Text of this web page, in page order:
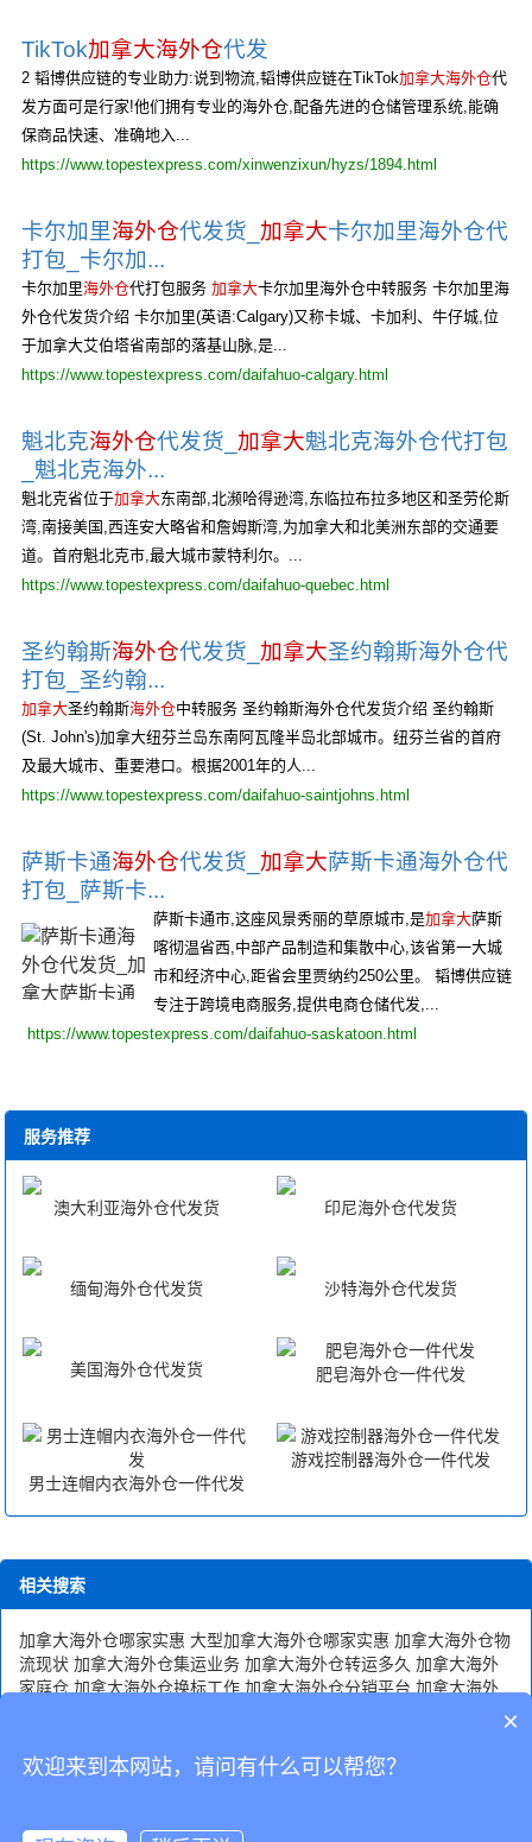
TikTok加拿大海外仓代发
2 韬博供应链的专业助力:说到物流,韬博供应链在TikTok加拿大海外仓代
发方面可是行家!他们拥有专业的海外仓,配备先进的仓储管理系统,能确
保商品快速、准确地入...
https://www.topestexpress.com/xinwenzixun/hyzs/1894.html
卡尔加里海外仓代发货_ 加拿大卡尔加里海外仓代
打包_卡尔加...
卡尔加里海外仓代打包服务 加拿大卡尔加里海外仓中转服务 卡尔加里海
外仓代发货介绍 卡尔加里(英语:Calgary)又称卡城、卡加利、牛仔城,位
于加拿大艾伯塔省南部的落基山脉,是...
https://www.topestexpress.com/daifahuo-calgary.html
魁北克海外仓代发货_ 加拿大魁北克海外仓代打包
_魁北克海外...
魁北克省位于加拿大东南部,北濒哈得逊湾,东临拉布拉多地区和圣劳伦斯
湾,南接美国,西连安大略省和詹姆斯湾,为加拿大和北美洲东部的交通要
道。首府魁北克市,最大城市蒙特利尔。...
https://www.topestexpress.com/daifahuo-quebec.html
圣约翰斯海外仓代发货_ 加拿大圣约翰斯海外仓代
打包_圣约翰...
加拿大圣约翰斯海外仓中转服务 圣约翰斯海外仓代发货介绍 圣约翰斯
(St. John's)加拿大纽芬兰岛东南阿瓦隆半岛北部城市。纽芬兰省的首府
及最大城市、重要港口。根据2001年的人...
https://www.topestexpress.com/daifahuo-saintjohns.html
萨斯卡通海外仓代发货_ 加拿大萨斯卡通海外仓代
打包_萨斯卡...
萨斯卡通市,这座风景秀丽的草原城市,是加拿大萨斯
喀彻温省西,中部产品制造和集散中心,该省第一大城
市和经济中心,距省会里贾纳约250公里。 韬博供应链
专注于跨境电商服务,提供电商仓储代发,...
https://www.topestexpress.com/daifahuo-saskatoon.html
服务推荐
澳大利亚海外仓代发货 印尼海外仓代发货
缅甸海外仓代发货 沙特海外仓代发货
美国海外仓代发货 肥皂海外仓一件代发
男士连帽内衣海外仓一件代发
游戏控制器海外仓一件代发
相关搜索
加拿大海外仓哪家实惠 大型加拿大海外仓哪家实惠 加拿大海外仓物
流现状 加拿大海外仓集运业务 加拿大海外仓转运多久 加拿大海外
家庭仓 加拿大海外仓换标工作 加拿大海外仓分销平台 加拿大海外
东加拿大海外仓
CopyRight © 深圳市韬博供应链有限公司
×
欢迎来到本网站，请问有什么可以帮您？